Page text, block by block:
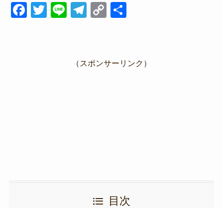
F
T
Li
T
gr
C
y
Li
（スポンサーリンク）
目次